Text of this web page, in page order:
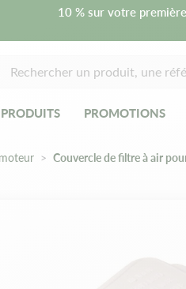
10 % sur votre
PRODUITS PROMOTIONS
Couvercle de filtre à air